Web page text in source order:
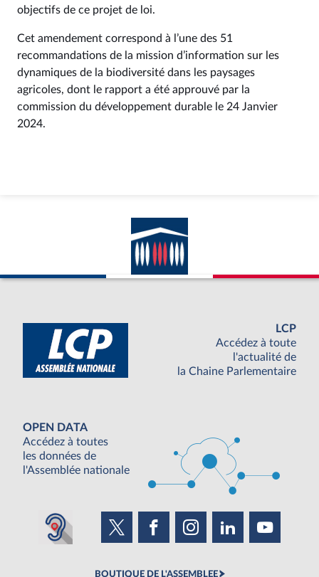
objectifs de ce projet de loi.
Cet amendement correspond à l’une des 51
recommandations de la mission d’information sur les
dynamiques de la biodiversité dans les paysages
agricoles, dont le rapport a été approuvé par la
commission du développement durable le 24 Janvier
2024.
LCP
Accédez à toute
l'actualité de
la Chaine Parlementaire
OPEN DATA
Accédez à toutes
les données de
l'Assemblée nationale
BOUTIQUE DE L'ASSEMBLEE